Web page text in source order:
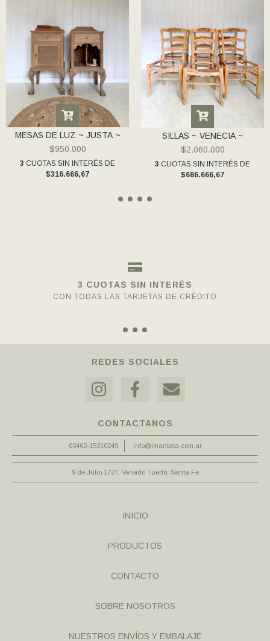
MESAS DE LUZ ~ JUSTA ~
$950.000
3 CUOTAS SIN INTERÉS DE
$316.666,67
SILLAS ~ VENECIA ~
$2.060.000
3 CUOTAS SIN INTERÉS DE
$686.666,67
3 CUOTAS SIN INTERÉS
CON TODAS LAS TARJETAS DE CRÉDITO
REDES SOCIALES
CONTACTANOS
03462-15310249 info@imantata.com.ar
9 de Julio 1727, Venado Tuerto, Santa Fe
INICIO
PRODUCTOS
CONTACTO
SOBRE NOSOTROS
NUESTROS ENVÍOS Y EMBALAJE